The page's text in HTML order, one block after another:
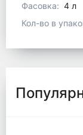
Фасовка: 4 л
Кол-во в